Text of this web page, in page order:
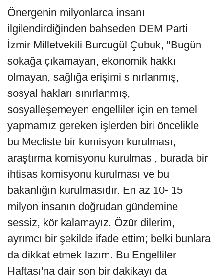
Önergenin milyonlarca insanı
ilgilendirdiğinden bahseden DEM Parti
İzmir Milletvekili Burcugül Çubuk, "Bugün
sokağa çıkamayan, ekonomik hakkı
olmayan, sağlığa erişimi sınırlanmış,
sosyal hakları sınırlanmış,
sosyalleşemeyen engelliler için en temel
yapmamız gereken işlerden biri öncelikle
bu Mecliste bir komisyon kurulması,
araştırma komisyonu kurulması, burada bir
ihtisas komisyonu kurulması ve bu
bakanlığın kurulmasıdır. En az 10- 15
milyon insanın doğrudan gündemine
sessiz, kör kalamayız. Özür dilerim,
ayrımcı bir şekilde ifade ettim; belki bunlara
da dikkat etmek lazım. Bu Engelliler
Haftası'na dair son bir dakikayı da